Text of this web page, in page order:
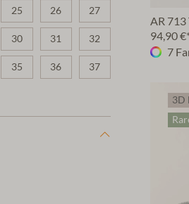
25 26 27
30 31 32
35 36 37
AR 713
94,90
7
3D